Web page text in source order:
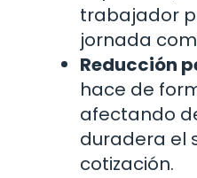
trabajador
jornada
Reducción
hace de
afectando
duradera el
cotización.